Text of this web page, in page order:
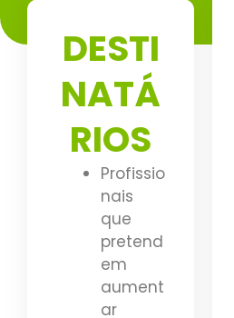
DESTI
NATÁ
RIOS
Profissio
nais
que
pretend
em
aument
ar